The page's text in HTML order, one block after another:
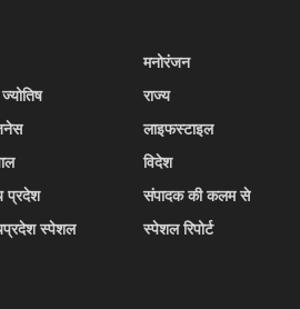
प्रदेश
स्पेशल
मनोरंजन
राज्य
लाइफस्टाइल
विदेश
संपादक की कलम से
स्पेशल रिपोर्ट